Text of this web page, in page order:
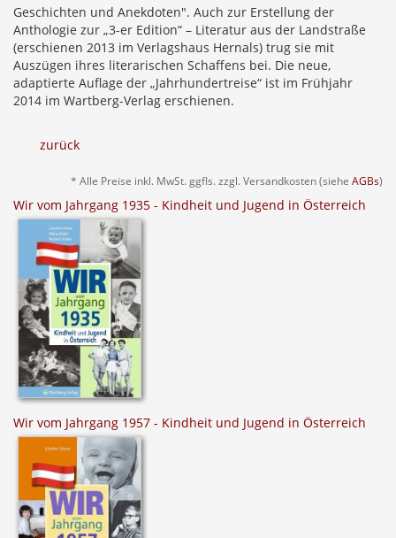
Geschichten und Anekdoten". Auch zur Erstellung der
Anthologie zur „3-er Edition“ – Literatur aus der Landstraße
(erschienen 2013 im Verlagshaus Hernals) trug sie mit
Auszügen ihres literarischen Schaffens bei. Die neue,
adaptierte Auflage der „Jahrhundertreise“ ist im Frühjahr
2014 im Wartberg-Verlag erschienen.
zurück
* Alle Preise inkl. MwSt. ggfls. zzgl. Versandkosten (siehe AGBs)
Wir vom Jahrgang 1935 - Kindheit und Jugend in Österreich
Wir vom Jahrgang 1957 - Kindheit und Jugend in Österreich